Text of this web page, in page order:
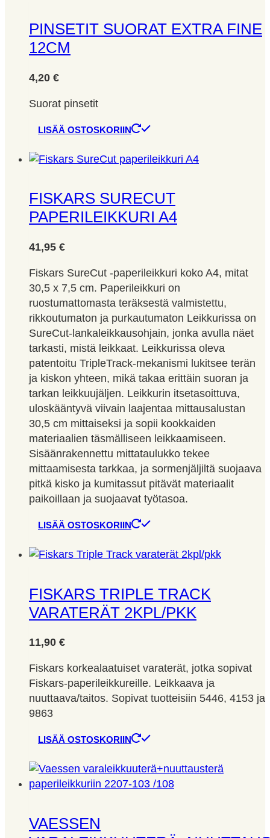
PINSETIT SUORAT EXTRA FINE
12CM
4,20 €
Suorat pinsetit
LISÄÄ OSTOSKORIIN
FISKARS SURECUT
PAPERILEIKKURI A4
41,95 €
Fiskars SureCut -paperileikkuri koko A4, mitat
30,5 x 7,5 cm. Paperileikkuri on
ruostumattomasta teräksestä valmistettu,
rikkoutumaton ja purkautumaton Leikkurissa on
SureCut-lankaleikkausohjain, jonka avulla näet
tarkasti, mistä leikkaat. Leikkurissa oleva
patentoitu TripleTrack-mekanismi lukitsee terän
ja kiskon yhteen, mikä takaa erittäin suoran ja
tarkan leikkuujäljen. Leikkurin itsetasoittuva,
uloskääntyvä viivain laajentaa mittausalustan
30,5 cm mittaiseksi ja sopii kookkaiden
materiaalien täsmälliseen leikkaamiseen.
Sisäänrakennettu mittataulukko tekee
mittaamisesta tarkkaa, ja sormenjäljiltä suojaava
pitkä kisko ja kumitassut pitävät materiaalit
paikoillaan ja suojaavat työtasoa.
LISÄÄ OSTOSKORIIN
FISKARS TRIPLE TRACK
VARATERÄT 2KPL/PKK
11,90 €
Fiskars korkealaatuiset varaterät, jotka sopivat
Fiskars-paperileikkureille. Leikkaava ja
nuuttaava/taitos. Sopivat tuotteisiin 5446, 4153 ja
9863
LISÄÄ OSTOSKORIIN
VAESSEN